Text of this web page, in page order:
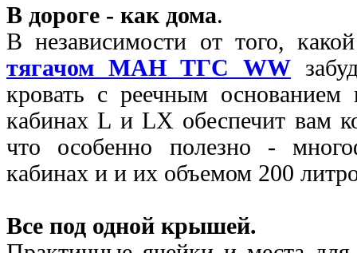
В дороге - как дома.
В независимости от того,
тягачом МАН ТГС WW
кровать с реечным
кабинах L и LX обеспечит вам
что особенно полезно -
кабинах и и их объемом 200
Все под одной крышей.